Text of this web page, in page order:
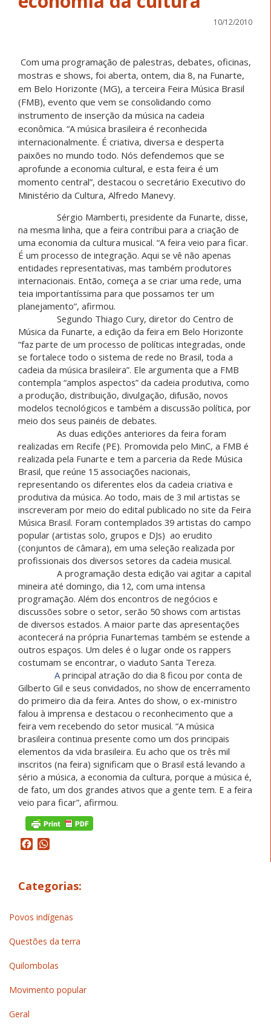
10/12/2010
Com uma programação de palestras, debates, oficinas,
mostras e shows, foi aberta, ontem, dia 8, na Funarte,
em Belo Horizonte (MG), a terceira Feira Música Brasil
(FMB), evento que vem se consolidando como
instrumento de inserção da música na cadeia
econômica. “A música brasileira é reconhecida
internacionalmente. É criativa, diversa e desperta
paixões no mundo todo. Nós defendemos que se
aprofunde a economia cultural, e esta feira é um
momento central”, destacou o secretário Executivo do
Ministério da Cultura, Alfredo Manevy.
Sérgio Mamberti, presidente da Funarte, disse,
na mesma linha, que a feira contribui para a criação de
uma economia da cultura musical. “A feira veio para ficar.
É um processo de integração. Aqui se vê não apenas
entidades representativas, mas também produtores
internacionais. Então, começa a se criar uma rede, uma
teia importantíssima para que possamos ter um
planejamento”, afirmou.
Segundo Thiago Cury, diretor do Centro de
Música da Funarte, a edição da feira em Belo Horizonte
“faz parte de um processo de políticas integradas, onde
se fortalece todo o sistema de rede no Brasil, toda a
cadeia da música brasileira”. Ele argumenta que a FMB
contempla “amplos aspectos” da cadeia produtiva, como
a produção, distribuição, divulgação, difusão, novos
modelos tecnológicos e também a discussão política, por
meio dos seus painéis de debates.
As duas edições anteriores da feira foram
realizadas em Recife (PE). Promovida pelo MinC, a FMB é
realizada pela Funarte e tem a parceria da Rede Música
Brasil, que reúne 15 associações nacionais,
representando os diferentes elos da cadeia criativa e
produtiva da música. Ao todo, mais de 3 mil artistas se
inscreveram por meio do edital publicado no site da Feira
Música Brasil. Foram contemplados 39 artistas do campo
popular (artistas solo, grupos e DJs) ao erudito
(conjuntos de câmara), em uma seleção realizada por
profissionais dos diversos setores da cadeia musical.
A programação desta edição vai agitar a capital
mineira até domingo, dia 12, com uma intensa
programação. Além dos encontros de negócios e
discussões sobre o setor, serão 50 shows com artistas
de diversos estados. A maior parte das apresentações
acontecerá na própria Funartemas também se estende a
outros espaços. Um deles é o lugar onde os rappers
costumam se encontrar, o viaduto Santa Tereza.
A principal atração do dia 8 ficou por conta de
Gilberto Gil e seus convidados, no show de encerramento
do primeiro dia da feira. Antes do show, o ex-ministro
falou à imprensa e destacou o reconhecimento que a
feira vem recebendo do setor musical. “A música
brasileira continua presente como um dos principais
elementos da vida brasileira. Eu acho que os três mil
inscritos (na feira) significam que o Brasil está levando a
sério a música, a economia da cultura, porque a música é,
de fato, um dos grandes ativos que a gente tem. E a feira
veio para ficar”, afirmou.
Facebook
Categorias:
Povos indígenas
Questões da terra
Quilombolas
Movimento popular
Geral